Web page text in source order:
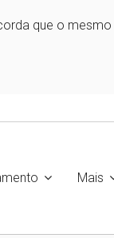
que o
Mais